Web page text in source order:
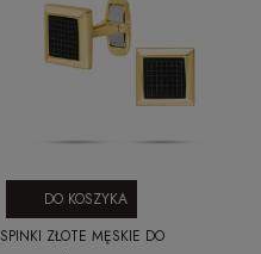
SPINKI ZŁOTE MĘSKIE DO
DO KOSZYKA